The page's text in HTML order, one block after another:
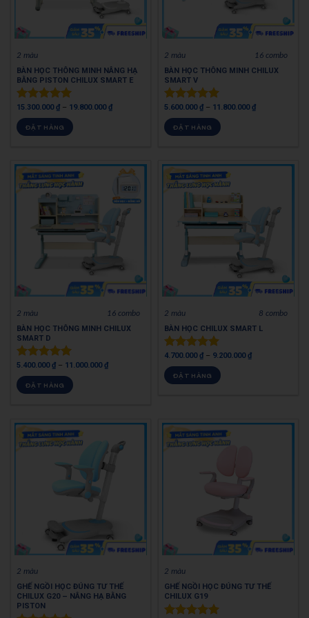
2 màu
BÀN HỌC THÔNG MINH NÂNG HẠ
BẰNG PISTON CHILUX SMART E
Được xếp
hạng5.00
5 sao
15.300.000₫ – 19.800.000₫
ĐẶT HÀNG
2 màu 16 combo
BÀN HỌC THÔNG MINH CHILUX
SMART V
Được xếp
hạng4.88
5 sao
5.600.000₫ – 11.800.000₫
ĐẶT HÀNG
2 màu 16 combo
BÀN HỌC THÔNG MINH CHILUX
SMART D
Được xếp
hạng5.00
5 sao
5.400.000₫ – 11.000.000₫
ĐẶT HÀNG
2 màu 8 combo
BÀN HỌC CHILUX SMART L
Được xếp
hạng4.94
5 sao
4.700.000₫ – 9.200.000₫
ĐẶT HÀNG
2 màu
GHẾ NGỒI HỌC ĐÚNG TƯ THẾ
CHILUX G20 – NÂNG HẠ BẰNG
PISTON
2 màu
GHẾ NGỒI HỌC ĐÚNG TƯ THẾ
CHILUX G19